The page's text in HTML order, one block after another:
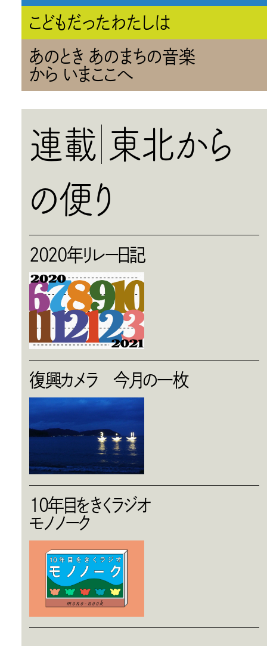
こどもだったわたしは
あのとき あのまちの音楽
から いまここへ
連載 東北から
の便り
2020年リレー日記
復興カメラ 今月の一枚
10年目をきくラジオ
モノノーク